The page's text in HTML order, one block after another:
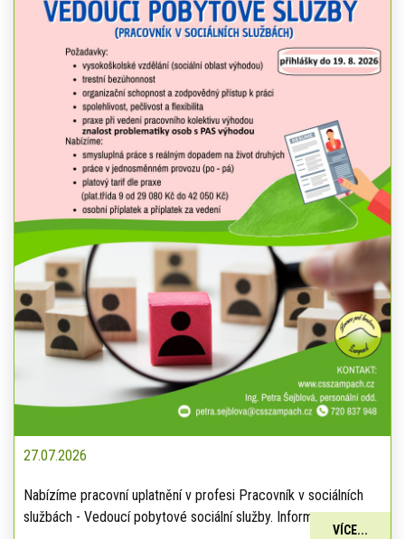
27.07.2026
Nabízíme pracovní uplatnění v profesi Pracovník v sociálních
službách - Vedoucí pobytové sociální služby. Informace:
VÍCE...